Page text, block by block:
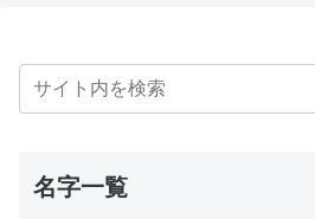
名字一覧